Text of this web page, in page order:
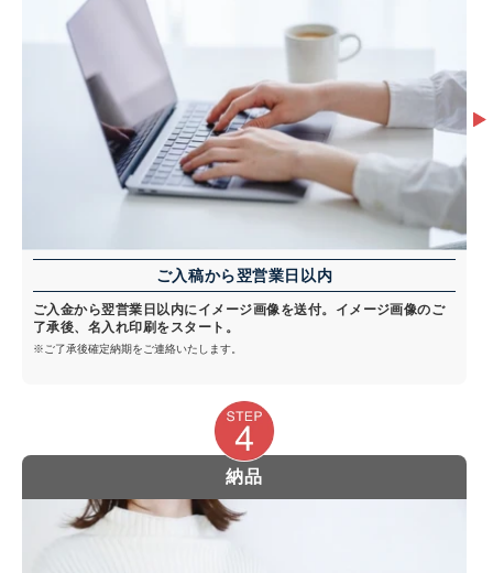
ご入稿から翌営業日以内
ご入金から翌営業日以内にイメージ画像を送付。イメージ画像のご
了承後、名入れ印刷をスタート。
※ご了承後確定納期をご連絡いたします。
納品